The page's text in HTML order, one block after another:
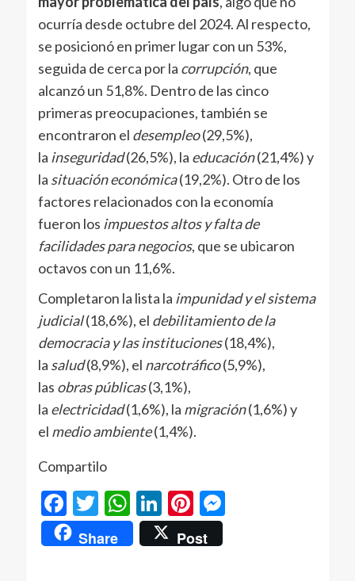
ocurría desde octubre del 2024. Al respecto,
se posicionó en primer lugar con un 53%,
seguida de cerca por la corrupción, que
alcanzó un 51,8%. Dentro de las cinco
primeras preocupaciones, también se
encontraron el desempleo(29,5%),
la inseguridad(26,5%), la educación(21,4%) y
la situación económica(19,2%). Otro de los
factores relacionados con la economía
fueron los impuestos altos y falta de
facilidades para negocios, que se ubicaron
octavos con un 11,6%.
Completaron la lista la impunidad y el sistema
judicial(18,6%), el debilitamiento de la
democracia y las instituciones(18,4%),
la salud(8,9%), el narcotráfico(5,9%),
las obras públicas(3,1%),
la electricidad(1,6%), la migración(1,6%) y
el medio ambiente(1,4%).
Compartilo
Facebook
Twitter
WhatsApp
LinkedIn
Pinterest
Messenger
Share Post